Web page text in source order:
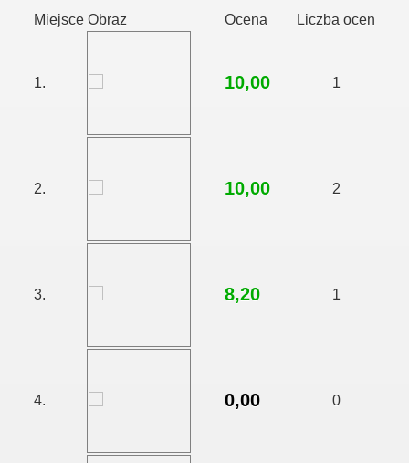
Miejsce Obraz Ocena Liczba ocen
1. 10,00 1
2. 10,00 2
3. 8,20 1
4. 0,00 0